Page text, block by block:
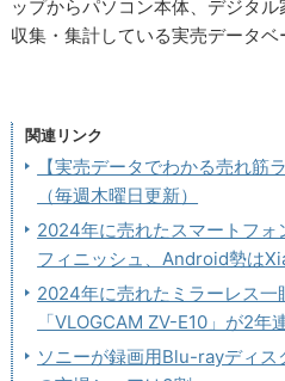
ップからパソコン本体、デジタ
収集・集計している実売データベ
関連リンク
【実売データでわかる売れ筋
（毎週木曜日更新）
2024年に売れたスマートフ
フィニッシュ、Android勢は
2024年に売れたミラーレス一
「VLOGCAM ZV-E10」が2年
ソニーが録画用Blu-rayディ